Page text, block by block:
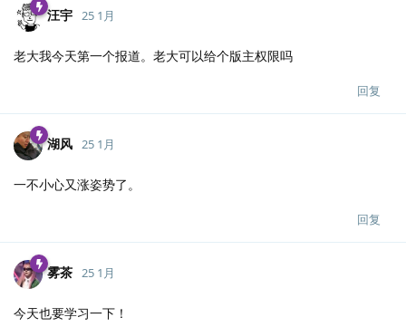
汪宇 25 1月
老大我今天第一个报道。老大可以给个版主权限吗
回复
湖风 25 1月
一不小心又涨姿势了。
回复
雾茶 25 1月
今天也要学习一下！